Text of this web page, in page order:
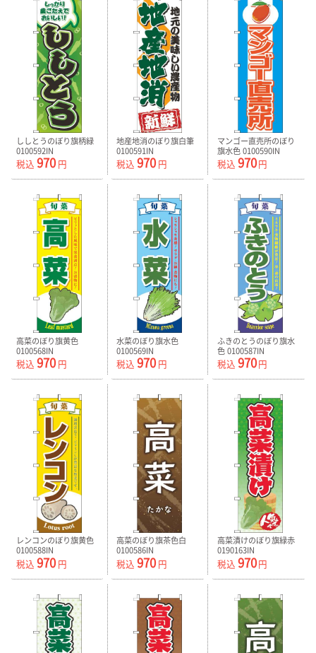
ししとうのぼり旗柄緑
0100592IN
税込 970 円
地産地消のぼり旗白筆
0100591IN
税込 970円
マンゴー直売所のぼり
旗水色 0100590IN
税込 970円
高菜のぼり旗黄色
0100568IN
税込 970 円
水菜のぼり旗水色
0100569IN
税込 970円
ふきのとうのぼり旗水
色 0100587IN
税込 970円
レンコンのぼり旗黄色
0100588IN
税込 970 円
高菜のぼり旗茶色白
0100586IN
税込 970円
高菜漬けのぼり旗緑赤
0190163IN
税込 970円